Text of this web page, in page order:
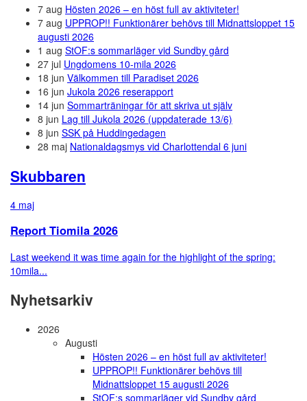
7 aug Hösten 2026 – en höst full av aktiviteter!
7 aug UPPROP!! Funktionärer behövs till Midnattsloppet 15
augusti 2026
1 aug StOF:s sommarläger vid Sundby gård
27 jul Ungdomens 10-mila 2026
18 jun Välkommen till Paradiset 2026
16 jun Jukola 2026 reserapport
14 jun Sommarträningar för att skriva ut själv
8 jun Lag till Jukola 2026 (uppdaterade 13/6)
8 jun SSK på Huddingedagen
28 maj Nationaldagsmys vid Charlottendal 6 juni
Skubbaren
4 maj
Report Tiomila 2026
Last weekend it was time again for the highlight of the spring:
10mila...
Nyhetsarkiv
2026
Augusti
Hösten 2026 – en höst full av aktiviteter!
UPPROP!! Funktionärer behövs till
Midnattsloppet 15 augusti 2026
StOF:s sommarläger vid Sundby gård